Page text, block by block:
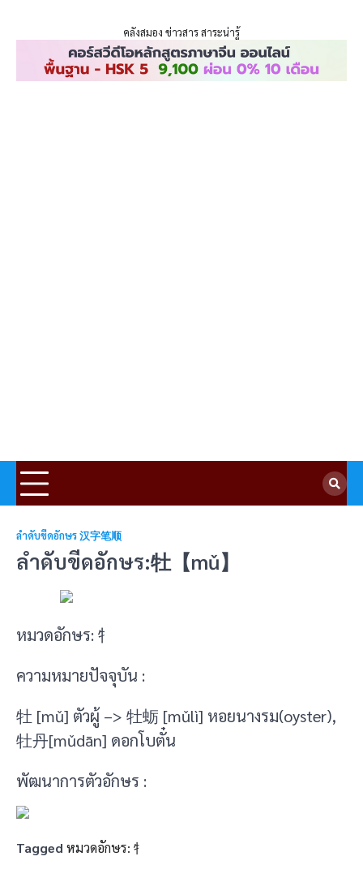
คลังสมอง ข่าวสาร สาระน่ารู้
ลำดับขีดอักษร 汉字笔顺
ลำดับขีดอักษร:牡【mǔ】
หมวดอักษร: 牜
ความหมายปัจจุบัน :
牡 [mǔ] ตัวผู้ –> 牡蛎 [mǔlì] หอยนางรม(oyster),
牡丹[mǔdān] ดอกโบตั๋น
พัฒนาการตัวอักษร :
Tagged หมวดอักษร: 牜